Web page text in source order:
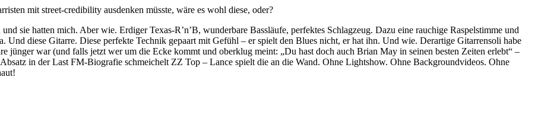
mit street-credibility ausdenken müsste, wäre es wohl diese, oder?
sie hatten mich. Aber wie. Erdiger Texas-R’n’B, wunderbare Bassläufe, perfektes Schlagzeug. Dazu eine rauchige Raspelstimme und
Und diese Gitarre. Diese perfekte Technik gepaart mit Gefühl – er spielt den Blues nicht, er hat ihn. Und wie. Derartige Gitarrensoli habe
jünger war (und falls jetzt wer um die Ecke kommt und oberklug meint: „Du hast doch auch Brian May in seinen besten Zeiten erlebt“ –
in der Last FM-Biografie schmeichelt ZZ Top – Lance spielt die an die Wand. Ohne Lightshow. Ohne Backgroundvideos. Ohne